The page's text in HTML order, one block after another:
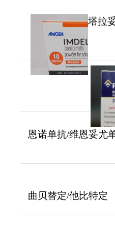
塔拉
恩诺单抗/维恩妥尤
曲贝替定/他比特定